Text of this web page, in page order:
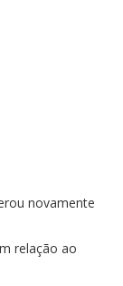
novamente
relação ao